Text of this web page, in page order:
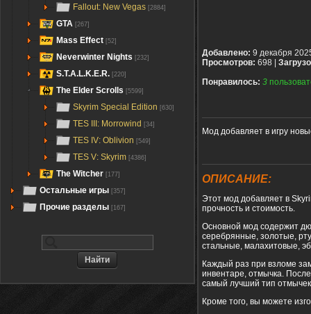
Fallout: New Vegas [2884]
GTA [267]
Mass Effect [52]
Neverwinter Nights [232]
S.T.A.L.K.E.R. [220]
The Elder Scrolls [5599]
Skyrim Special Edition [630]
TES III: Morrowind [34]
TES IV: Oblivion [549]
TES V: Skyrim [4386]
The Witcher [177]
Остальные игры [357]
Прочие разделы [167]
Добавлено: 9 декабря
Просмотров: 698 |
Понравилось: 3
Мод добавляет в игру
ОПИСАНИЕ:
Этот мод добавляет в
прочность и стоимость.
Основной мод содержит
серебрянные, золотые,
стальные, малахитовые,
Каждый раз при взломе
инвентаре, отмычка.
самый лучший тип
Кроме того, вы можете